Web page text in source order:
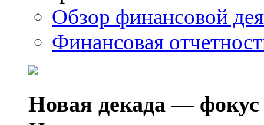
Обзор финансовой
Финансовая
Новая декада — фокус